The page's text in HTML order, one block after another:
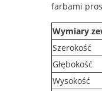
farbami
Wymiary
Szerokość
Głębokość
Wysokość